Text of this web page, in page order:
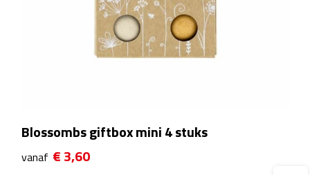
Fiets reparatiesets
Drinkbekers
Blossombs giftbox mini 4 stuks
vanaf € 3,60